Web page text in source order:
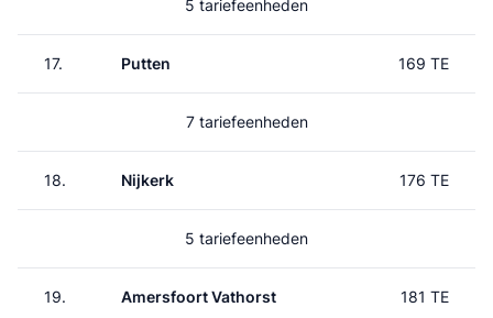
5 tariefeenheden
17. Putten 169 TE
7 tariefeenheden
18. Nijkerk 176 TE
5 tariefeenheden
19. Amersfoort Vathorst 181 TE